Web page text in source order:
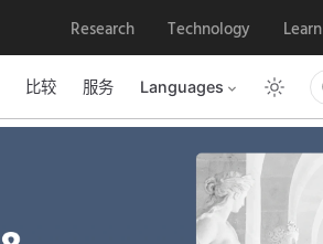
Research Technology Learn
比较 服务 Languages